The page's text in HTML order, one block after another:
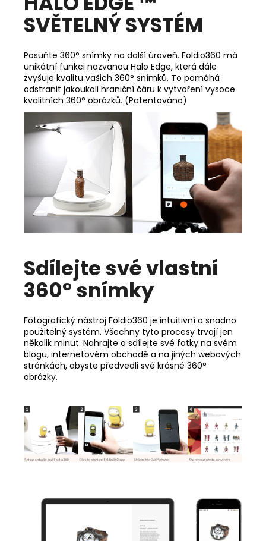
SVĚTELNÝ SYSTÉM
Posuňte 360° snímky na další úroveň. Foldio360 má
unikátní funkci nazvanou Halo Edge, která dále
zvyšuje kvalitu vašich 360° snímků. To pomáhá
odstranit jakoukoli hraniční čáru k vytvoření vysoce
kvalitních 360° obrázků. (Patentováno)
Sdílejte své vlastní
360° snímky
Fotografický nástroj Foldio360 je intuitivní a snadno
použitelný systém. Všechny tyto procesy trvají jen
několik minut. Nahrajte a sdílejte své fotky na svém
blogu, internetovém obchodě a na jiných webových
stránkách, abyste předvedli své krásné 360°
obrázky.